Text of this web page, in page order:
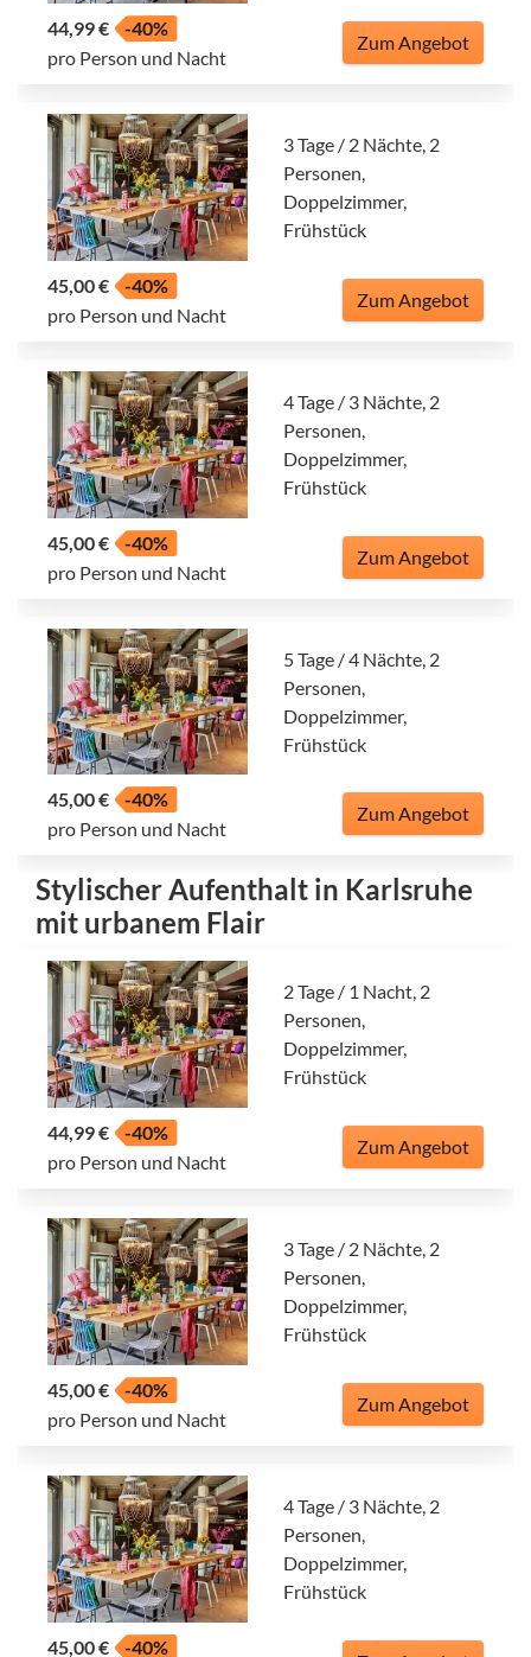
44,99 €
-40%
pro Person und Nacht
Zum Angebot
3 Tage / 2 Nächte, 2
Personen,
Doppelzimmer,
Frühstück
45,00 €
-40%
pro Person und Nacht
Zum Angebot
4 Tage / 3 Nächte, 2
Personen,
Doppelzimmer,
Frühstück
45,00 €
-40%
pro Person und Nacht
Zum Angebot
5 Tage / 4 Nächte, 2
Personen,
Doppelzimmer,
Frühstück
45,00 €
-40%
pro Person und Nacht
Zum Angebot
Stylischer Aufenthalt in Karlsruhe
mit urbanem Flair
2 Tage / 1 Nacht, 2
Personen,
Doppelzimmer,
Frühstück
44,99 €
-40%
pro Person und Nacht
Zum Angebot
3 Tage / 2 Nächte, 2
Personen,
Doppelzimmer,
Frühstück
45,00 €
-40%
pro Person und Nacht
Zum Angebot
4 Tage / 3 Nächte, 2
Personen,
Doppelzimmer,
Frühstück
45,00 € -40%